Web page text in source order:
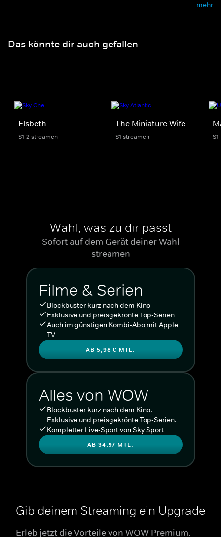
mehr
Das könnte dir auch gefallen
Elsbeth
S1-2 streamen
The Miniature Wife
S1 streamen
Wähl, was zu dir passt
Sofort auf dem Gerät deiner Wahl
streamen
Filme & Serien
Blockbuster kurz nach dem Kino
Exklusive und preisgekrönte Top-Serien
Auch im günstigen Kombi-Abo mit Apple
TV
AB 5,98 € MTL.
Alles von WOW
Blockbuster kurz nach dem Kino.
Exklusive und preisgekrönte Top-Serien.
Kompletter Live-Sport von Sky Sport
AB 34,97 MTL.
Gib deinem Streaming ein Upgrade
Erleb jetzt die Vorteile von WOW Premium.